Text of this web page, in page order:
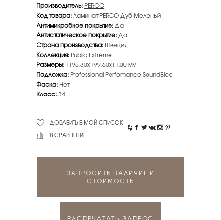
Производитель: PERGO
Код товара:Ламинат PERGO Дуб Меленый
Антимикробное покрытие:Да
Антистатическое покрытие:Да
Страна производства: Швеция
Коллекция: Public Extreme
Размеры: 1195,30х199,60х11,00 мм
Подложка: Professional Perfomance SoundBloc
Фаска: Нет
Класс:34
ДОБАВИТЬ В МОЙ СПИСОК
В СРАВНЕНИЕ
ЗАПРОСИТЬ НАЛИЧИЕ И
СТОИМОСТЬ
РАСПЕЧАТАТЬ ЗАПРОС